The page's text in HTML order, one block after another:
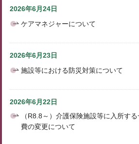
2026年6月24日
ケアマネジャーについて
2026年6月23日
施設等における防災対策について
2026年6月22日
（R8.8～）介護保険施設等に入所す
費の変更について